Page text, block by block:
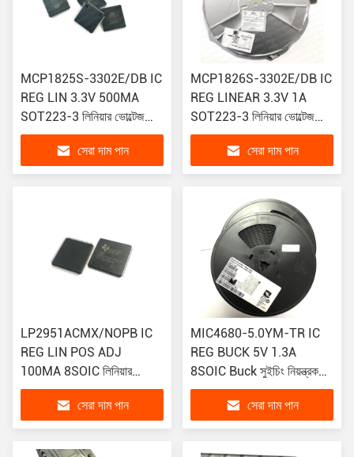
MCP1825S-3302E/DB IC
REG LIN 3.3V 500MA
SOT223-3 লিনিয়ার ভোল্টেজ
রেগুলেটর IC পজিটিভ ফিক্সড 1
আউটপুট 500mA SOT-223-3
সেরা দাম পান
MCP1826S-3302E/DB IC
REG LINEAR 3.3V 1A
SOT223-3 লিনিয়ার ভোল্টেজ
রেগুলেটর IC পজিটিভ ফিক্সড 1
আউটপুট 1A SOT-223-3
সেরা দাম পান
LP2951ACMX/NOPB IC
REG LIN POS ADJ
100MA 8SOIC লিনিয়ার
ভোল্টেজ রেগুলেটর IC পজিটিভ
অ্যাডজাস্টেবল (ফিক্সড)
সেরা দাম পান
MIC4680-5.0YM-TR IC
REG BUCK 5V 1.3A
8SOIC Buck সুইচিং নিয়ন্ত্রক
পজিটিভ ফিক্সড
সেরা দাম পান